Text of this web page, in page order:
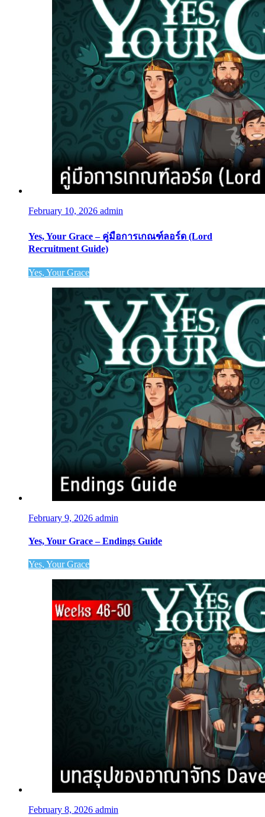
February 10, 2026 admin
Yes, Your Grace – คู่มือการเกณฑ์ลอร์ด (Lord
Recruitment Guide)
Yes, Your Grace
February 9, 2026 admin
Yes, Your Grace – Endings Guide
Yes, Your Grace
February 8, 2026 admin